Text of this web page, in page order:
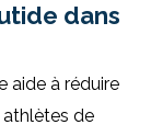
dans
aide à réduire
de